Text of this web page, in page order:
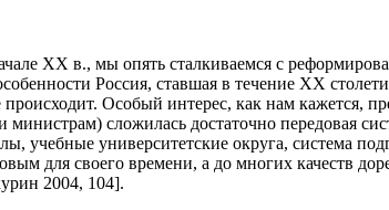
ХХ в., мы опять сталкиваемся с
Россия, ставшая в течение ХХ
Особый интерес, как нам кажется,
сложилась достаточно передовая
учебные университетские округа, система
для своего времени, а до многих качеств
2004, 104].